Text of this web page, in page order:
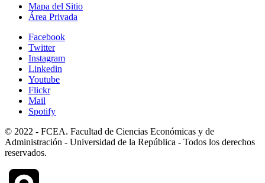
Mapa del Sitio
Área Privada
Facebook
Twitter
Instagram
Linkedin
Youtube
Flickr
Mail
Spotify
© 2022 - FCEA. Facultad de Ciencias Económicas y de
Administración - Universidad de la República - Todos los derechos
reservados.